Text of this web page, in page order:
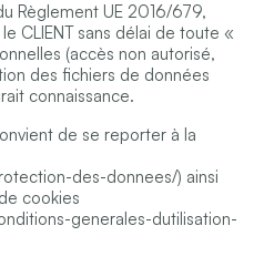
Règlement UE 2016/679,
CLIENT sans délai de toute «
(accès non autorisé,
des fichiers de données
connaissance.
de se reporter à la
des-donnees/) ainsi
cookies
generales-dutilisation-